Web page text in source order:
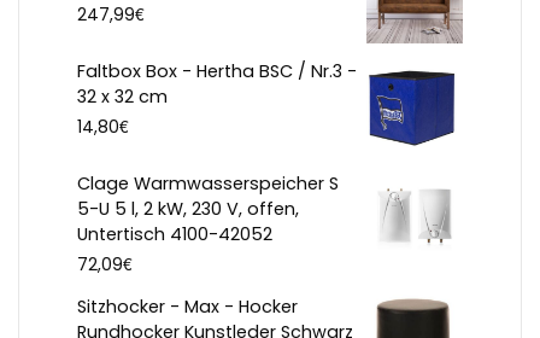
247,99€
Faltbox Box - Hertha BSC / Nr.3 -
32 x 32 cm
14,80€
Clage Warmwasserspeicher S
5-U 5 l, 2 kW, 230 V, offen,
Untertisch 4100-42052
72,09€
Sitzhocker - Max - Hocker
Rundhocker Kunstleder Schwarz